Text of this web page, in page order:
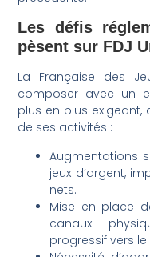
Les défis
pèsent sur FDJ
La Française des
composer avec un
plus en plus
de ses activités :
Augmentations
jeux d’argent,
nets.
Mise en place
canaux
progressif vers